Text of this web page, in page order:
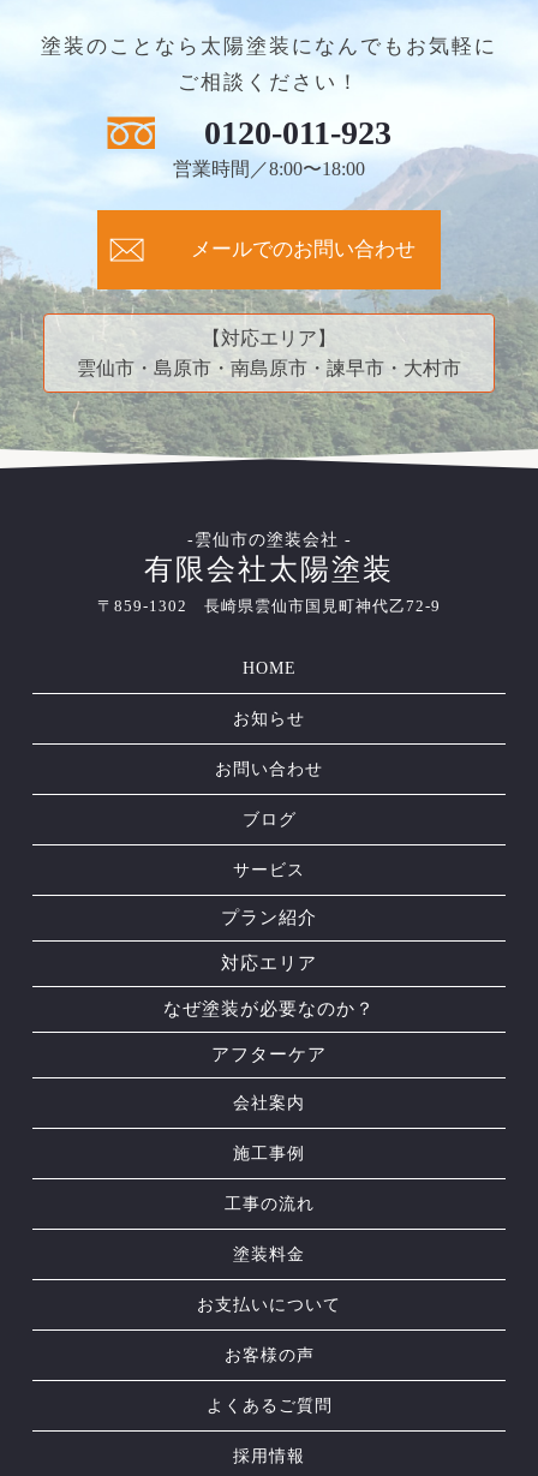
塗装のことなら太陽塗装になんでもお気軽に
ご相談ください！
0120-011-923
営業時間／8:00〜18:00
メールでのお問い合わせ
【対応エリア】
雲仙市・島原市・南島原市・諫早市・大村市
-雲仙市の塗装会社 -
有限会社太陽塗装
〒859-1302 長崎県雲仙市国見町神代乙72-9
HOME
お知らせ
お問い合わせ
ブログ
サービス
プラン紹介
対応エリア
なぜ塗装が必要なのか？
アフターケア
会社案内
施工事例
工事の流れ
塗装料金
お支払いについて
お客様の声
よくあるご質問
採用情報